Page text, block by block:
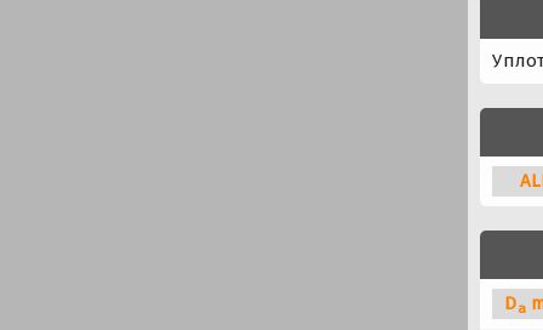
AL
Da